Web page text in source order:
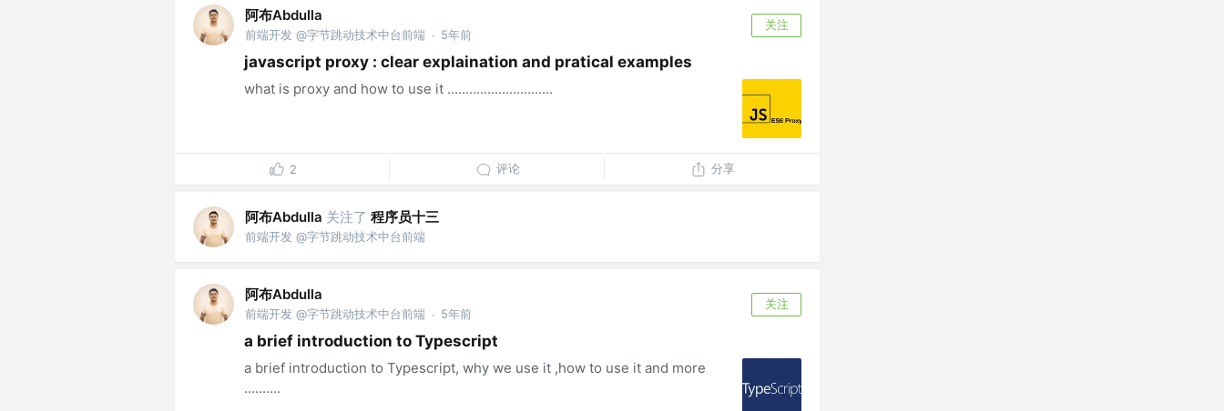
阿布Abdulla
前端开发 @字节跳动技术中台前端 · 5年前
关注
javascript proxy : clear explaination and pratical examples
what is proxy and how to use it .............................
2 评论 分享
阿布Abdulla 关注了 程序员十三
前端开发 @字节跳动技术中台前端
阿布Abdulla
前端开发 @字节跳动技术中台前端 · 5年前
关注
a brief introduction to Typescript
a brief introduction to Typescript, why we use it ,how to use it and more
..........